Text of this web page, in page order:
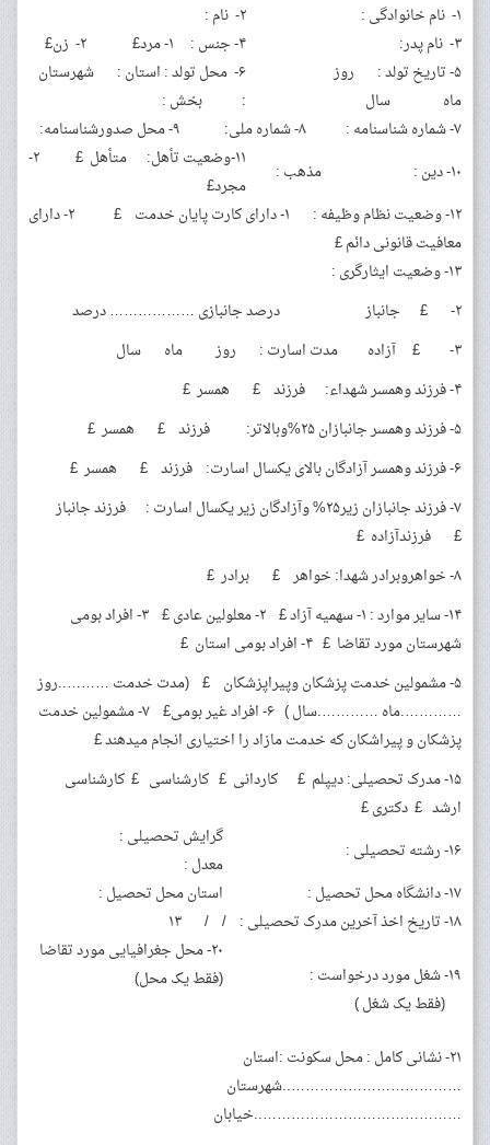
۱- نام خانوادگی :
۲- نام :
۳- نام پدر:
۴- جنس : ۱- مرد£ ۲- زن£
۵- تاریخ تولد : روز
ماه سال
۶- محل تولد : استان : شهرستان
: بخش :
۷- شماره شناسنامه :
۸- شماره ملی:
۹- محل صدورشناسنامه:
۱۰- دین : مذهب :
۱۱-وضعیت تأهل: متأهل £ ۲-
مجرد£
۱۲- وضعیت نظام وظیفه : ۱- دارای کارت پایان خدمت £ ۲- دارای
معافیت قانونی دائم £
۱۳- وضعیت ایثارگری :
۲- £ جانباز درصد جانبازی ……………… درصد
۳- £ آزاده مدت اسارت : روز ماه سال
۴- فرزند وهمسر شهداء: فرزند £ همسر £
۵- فرزند وهمسر جانبازان ۲۵%وبالاتر: فرزند £ همسر £
۶- فرزند وهمسر آزادگان بالای یکسال اسارت: فرزند £ همسر £
۷- فرزند جانبازان زیر۲۵% وآزادگان زیر یکسال اسارت : فرزند جانباز
£ فرزندآزاده £
۸- خواهروبرادر شهدا: خواهر £ برادر £
۱۴- سایر موارد : ۱- سهمیه آزاد £ ۲- معلولین عادی £ ۳- افراد بومی
شهرستان مورد تقاضا £ ۴- افراد بومی استان £
۵- مشمولین خدمت پزشکان وپیراپزشکان £ (مدت خدمت ………..روز
………….ماه ………….سال ) ۶- افراد غیر بومی£ ۷- مشمولین خدمت
پزشکان و پیراشکان که خدمت مازاد را اختیاری انجام می­دهند £
۱۵- مدرک تحصیلی: دیپلم £ کاردانی £ کارشناسی £ کارشناسی
ارشد £ دکتری £
۱۶- رشته تحصیلی :
گرایش تحصیلی :
معدل :
۱۷- دانشگاه محل تحصیل :
استان محل تحصیل :
۱۸- تاریخ اخذ آخرین مدرک تحصیلی : / / ۱۳
۱۹- شغل مورد درخواست :
(فقط یک شغل )
۲۰- محل جغرافیایی مورد تقاضا
(فقط یک محل)
۲۱- نشانی کامل : محل سکونت :استان
………………………………..شهرستان
……………………………………..خیابان